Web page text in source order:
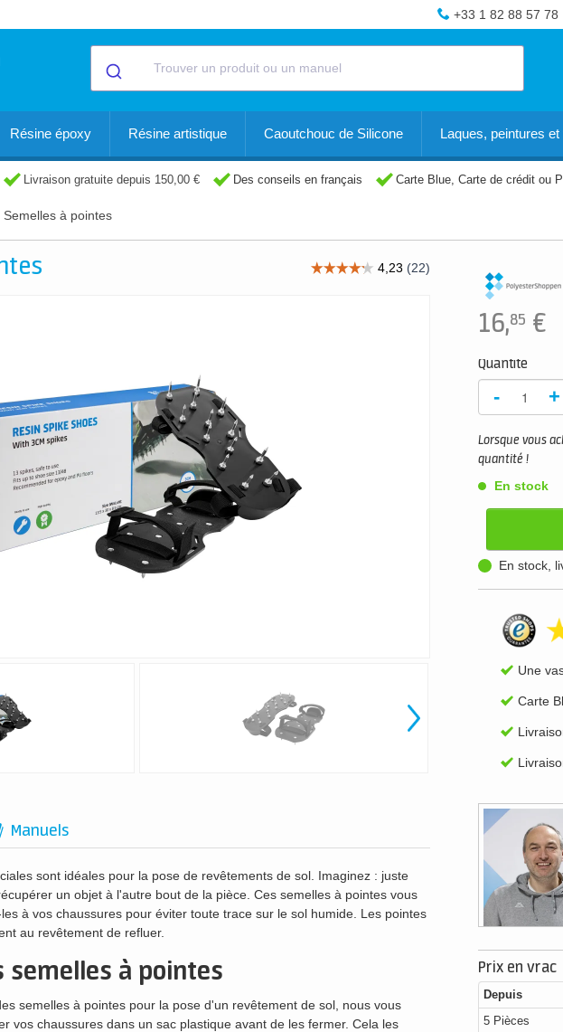
+33 1 82 88 57 78
Résine époxy Résine artistique Caoutchouc de Silicone Laques, peintures et
Livraison gratuite depuis 150,00 € Des conseils en français Carte Blue, Carte de crédit ou
Semelles à pointes
Manuels
sont idéales pour la pose de revêtements de sol. Imaginez : juste
un objet à l'autre bout de la pièce. Ces semelles à pointes vous
à vos chaussures pour éviter toute trace sur le sol humide. Les pointes
au revêtement de refluer.
semelles à pointes
semelles à pointes pour la pose d'un revêtement de sol, nous vous
vos chaussures dans un sac plastique avant de les fermer. Cela les
16,85 €
Quantité
- +
Lorsque vous
quantité !
En stock
En stock,
Une
Carte
Prix en vrac
Depuis
5 Pièces